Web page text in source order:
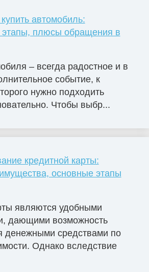
автомобиль:
этапы, плюсы обращения в
– всегда радостное и в
событие, к
нужно подходить
Чтобы выбр...
кредитной карты:
основные этапы
являются удобными
дающими возможность
денежными средствами по
Однако вследствие